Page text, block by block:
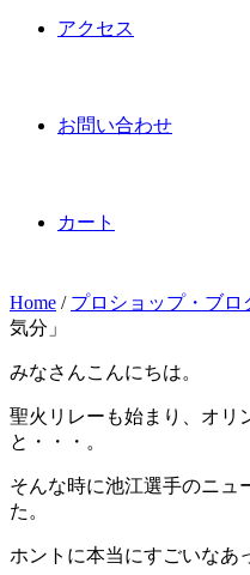
アクセス
お問い合わせ
カート
Home / プロショップ・ブロ
気分」
みなさんこんにちは。
聖火リレーも始まり、オリ
と・・・。
そんな時に池江選手のニュ
た。
ホントに本当にすごいな